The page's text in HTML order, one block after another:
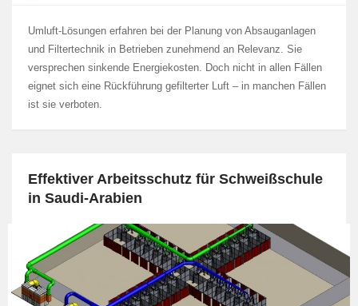
Umluft-Lösungen erfahren bei der Planung von Absauganlagen
und Filtertechnik in Betrieben zunehmend an Relevanz. Sie
versprechen sinkende Energiekosten. Doch nicht in allen Fällen
eignet sich eine Rückführung gefilterter Luft – in manchen Fällen
ist sie verboten.
Effektiver Arbeitsschutz für Schweißschule
in Saudi-Arabien